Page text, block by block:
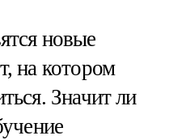
новые
на котором
Значит ли